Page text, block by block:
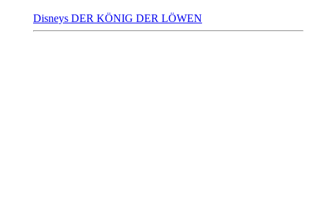
Disneys DER KÖNIG DER LÖWEN